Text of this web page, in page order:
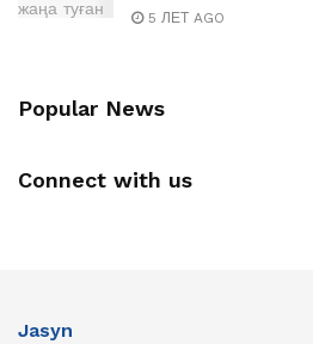
5 ЛЕТ AGO
Popular News
Connect with us
Jasyn